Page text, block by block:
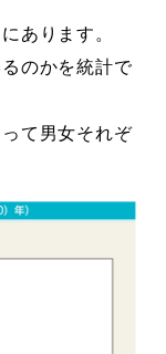
あります。
のかを統計で
て男女それぞ